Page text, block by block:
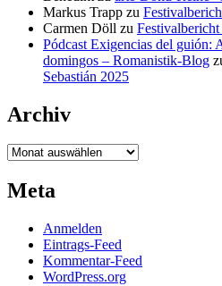
Markus Trapp zu
Carmen Döll zu
Pódcast Exigencias del guión:
domingos – Romanistik-Blog
Sebastián 2025
Archiv
Archiv
Meta
Anmelden
Eintrags-Feed
Kommentar-Feed
WordPress.org